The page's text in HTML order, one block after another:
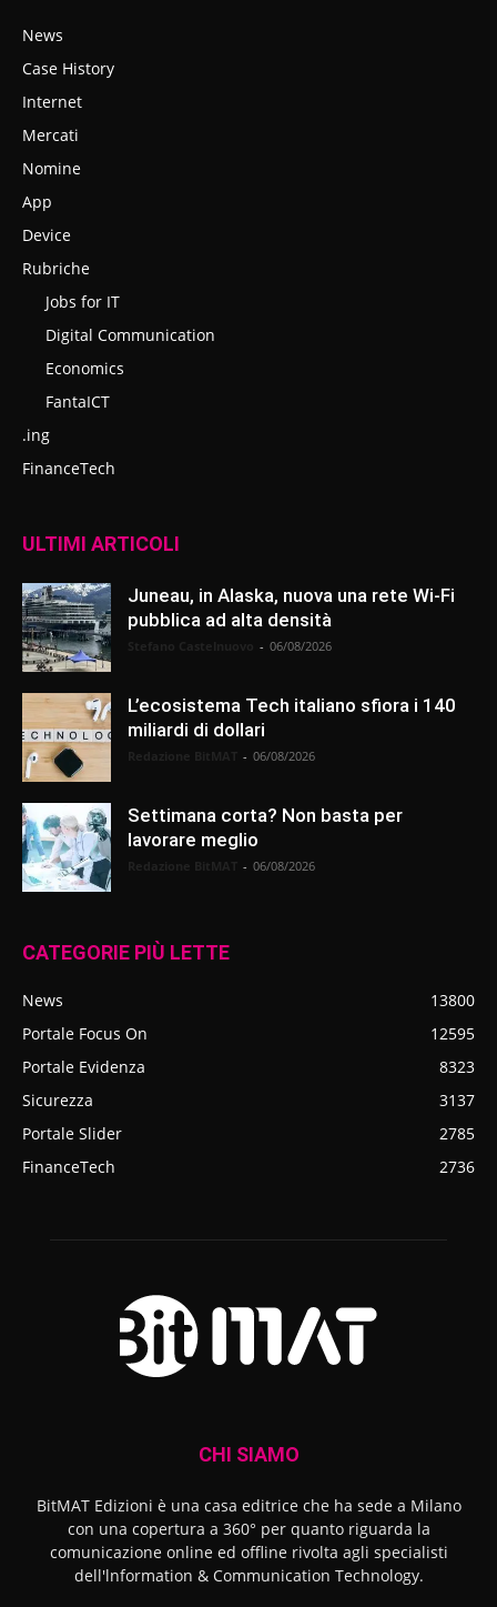
News
Case History
Internet
Mercati
Nomine
App
Device
Rubriche
Jobs for IT
Digital Communication
Economics
FantaICT
.ing
FinanceTech
ULTIMI ARTICOLI
Juneau, in Alaska, nuova una rete Wi-Fi
pubblica ad alta densità
- 06/08/2026
L’ecosistema Tech italiano sfiora i 140
miliardi di dollari
- 06/08/2026
Settimana corta? Non basta per
lavorare meglio
- 06/08/2026
CATEGORIE PIÙ LETTE
News
13800
Portale Focus On
12595
Portale Evidenza
8323
Sicurezza
3137
Portale Slider
2785
FinanceTech
2736
CHI SIAMO
BitMAT Edizioni è una casa editrice che ha sede a Milano
con una copertura a 360° per quanto riguarda la
comunicazione online ed offline rivolta agli specialisti
dell'lnformation & Communication Technology.